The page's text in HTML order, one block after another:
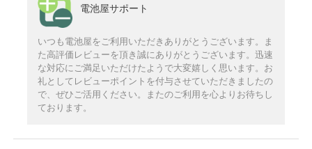
電池屋サポート
いつも電池屋をご利用いただきありがとうございます。ま
た高評価レビューを頂き誠にありがとうございます。迅速
な対応にご満足いただけたようで大変嬉しく思います。お
礼としてレビューポイントを付与させていただきましたの
で、ぜひご活用ください。またのご利用を心よりお待ちし
ております。